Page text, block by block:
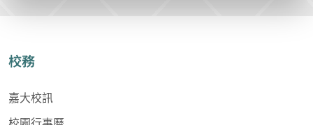
校務
嘉大校訊